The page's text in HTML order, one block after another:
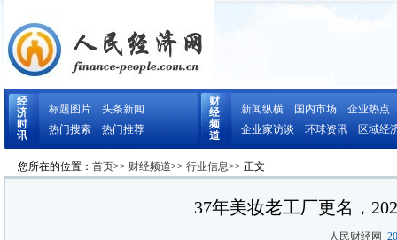
经
济
时
讯
标题图片
头条新闻
热门搜索
热门推荐
财
经
频
道
新闻纵横 国内市场
企业热点
企业家访谈
环球资讯 区域经
您所在的位置： 首页>> 财经频道>> 行业信息>> 正文
37年美妆老工厂更名，
人民财经网